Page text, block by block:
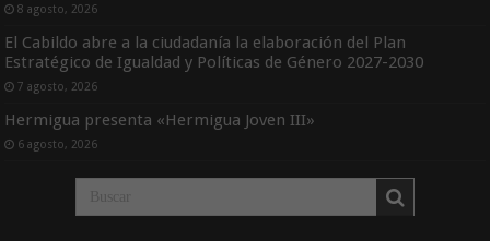
8 agosto, 2026
El Cabildo abre a la ciudadanía la elaboración del Plan
Estratégico de Igualdad y Políticas de Género 2027-2030
7 agosto, 2026
Hermigua presenta «Hermigua Joven III»
6 agosto, 2026